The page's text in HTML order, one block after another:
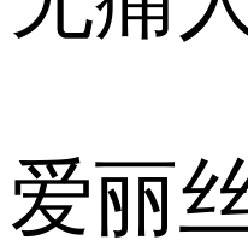
爱丽